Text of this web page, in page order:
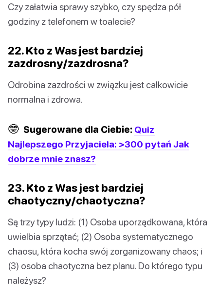
Czy załatwia sprawy szybko, czy spędza pół
godziny z telefonem w toalecie?
22. Kto z Was jest bardziej
zazdrosny/zazdrosna?
Odrobina zazdrości w związku jest całkowicie
normalna i zdrowa.
🤓 Sugerowane dla Ciebie: Quiz
Najlepszego Przyjaciela: >300 pytań Jak
dobrze mnie znasz?
23. Kto z Was jest bardziej
chaotyczny/chaotyczna?
Są trzy typy ludzi: (1) Osoba uporządkowana, która
uwielbia sprzątać; (2) Osoba systematycznego
chaosu, która kocha swój zorganizowany chaos; i
(3) osoba chaotyczna bez planu. Do którego typu
należysz?